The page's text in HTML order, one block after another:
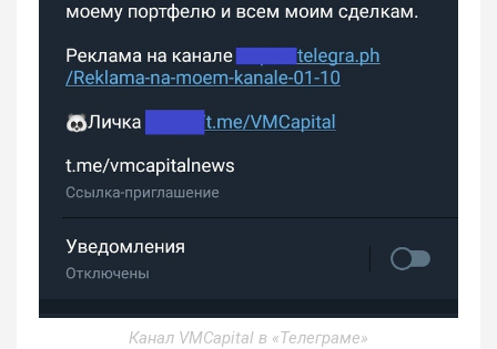
Канал VMCapital в «Телеграме»